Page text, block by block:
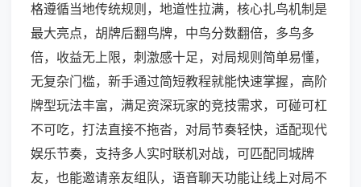
格遵循当地传统规则，地道性拉满，核心扎鸟机制是
最大亮点，胡牌后翻鸟牌，中鸟分数翻倍，多鸟多
倍，收益无上限，刺激感十足，对局规则简单易懂，
无复杂门槛，新手通过简短教程就能快速掌握，高阶
牌型玩法丰富，满足资深玩家的竞技需求，可碰可杠
不可吃，打法直接不拖沓，对局节奏轻快，适配现代
娱乐节奏，支持多人实时联机对战，可匹配同城牌
友，也能邀请亲友组队，语音聊天功能让线上对局不